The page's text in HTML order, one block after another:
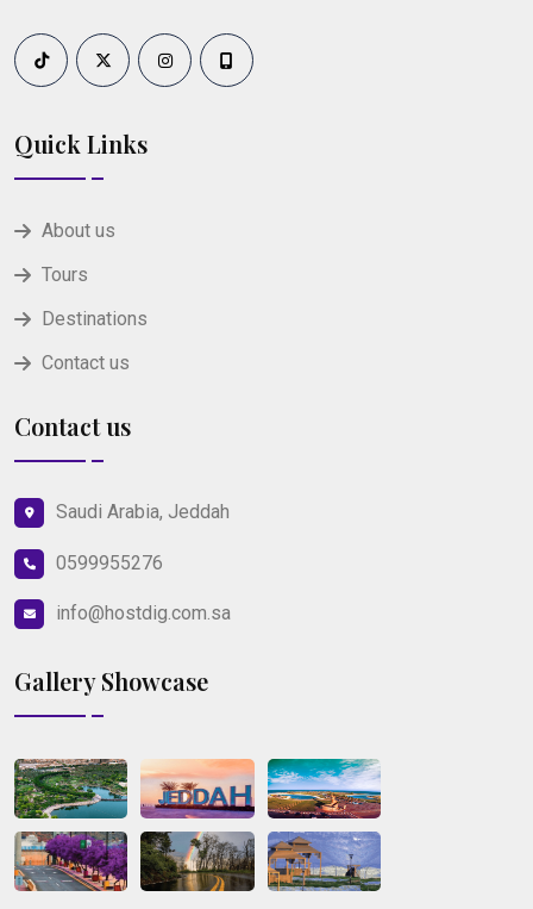
Quick Links
About us
Tours
Destinations
Contact us
Contact us
Saudi Arabia, Jeddah
0599955276
info@hostdig.com.sa
Gallery Showcase